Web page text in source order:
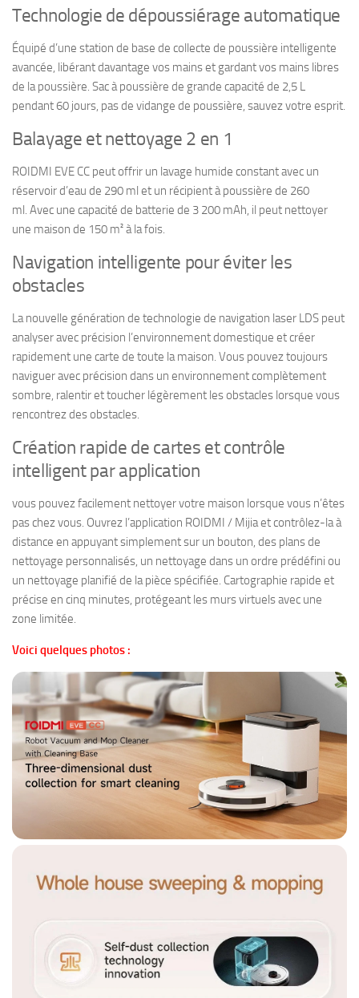
Technologie de dépoussiérage automatique
Équipé d’une station de base de collecte de poussière intelligente
avancée, libérant davantage vos mains et gardant vos mains libres
de la poussière. Sac à poussière de grande capacité de 2,5 L
pendant 60 jours, pas de vidange de poussière, sauvez votre esprit.
Balayage et nettoyage 2 en 1
ROIDMI EVE CC peut offrir un lavage humide constant avec un
réservoir d’eau de 290 ml et un récipient à poussière de 260
ml. Avec une capacité de batterie de 3 200 mAh, il peut nettoyer
une maison de 150 m² à la fois.
Navigation intelligente pour éviter les
obstacles
La nouvelle génération de technologie de navigation laser LDS peut
analyser avec précision l’environnement domestique et créer
rapidement une carte de toute la maison. Vous pouvez toujours
naviguer avec précision dans un environnement complètement
sombre, ralentir et toucher légèrement les obstacles lorsque vous
rencontrez des obstacles.
Création rapide de cartes et contrôle
intelligent par application
vous pouvez facilement nettoyer votre maison lorsque vous n’êtes
pas chez vous. Ouvrez l’application ROIDMI / Mijia et contrôlez-la à
distance en appuyant simplement sur un bouton, des plans de
nettoyage personnalisés, un nettoyage dans un ordre prédéfini ou
un nettoyage planifié de la pièce spécifiée. Cartographie rapide et
précise en cinq minutes, protégeant les murs virtuels avec une
zone limitée.
Voici quelques photos :